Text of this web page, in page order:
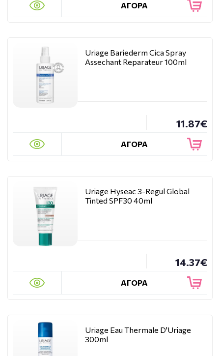
ΑΓΟΡΑ
Uriage Bariederm Cica Spray
Assechant Reparateur 100ml
11.87€
ΑΓΟΡΑ
Uriage Hyseac 3-Regul Global
Tinted SPF30 40ml
14.37€
ΑΓΟΡΑ
Uriage Eau Thermale D'Uriage
300ml